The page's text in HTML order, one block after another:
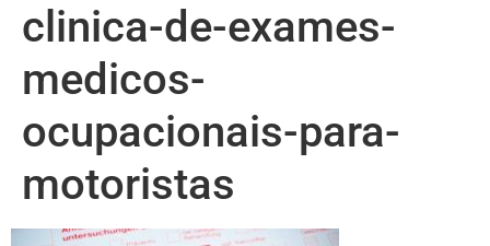
clinica-de-exames-
medicos-
ocupacionais-para-
motoristas